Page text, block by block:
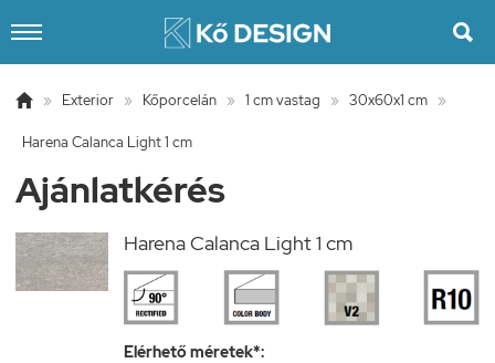

 » Exterior » Kőporcelán » 1 cm vastag » 30x60x1 cm »
Harena Calanca Light 1 cm
Ajánlatkérés
Harena Calanca Light 1 cm
Elérhető méretek*: